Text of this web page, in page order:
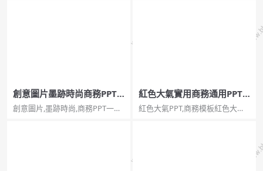
創意圖片墨跡時尚商務PPT
模板
創意圖片,墨跡時尚,商務PPT一套
紅色大氣實用商務通用PPT
模板
紅色大氣PPT,商務模板紅色大氣